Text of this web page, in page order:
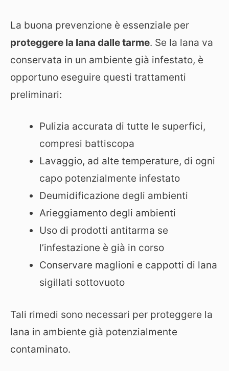
La buona prevenzione è essenziale per
proteggere la lana dalle tarme. Se la lana va
conservata in un ambiente già infestato, è
opportuno eseguire questi trattamenti
preliminari:
Pulizia accurata di tutte le superfici,
compresi battiscopa
Lavaggio, ad alte temperature, di ogni
capo potenzialmente infestato
Deumidificazione degli ambienti
Arieggiamento degli ambienti
Uso di prodotti antitarma se
l’infestazione è già in corso
Conservare maglioni e cappotti di lana
sigillati sottovuoto
Tali rimedi sono necessari per proteggere la
lana in ambiente già potenzialmente
contaminato.